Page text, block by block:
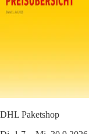
DHL Paketshop